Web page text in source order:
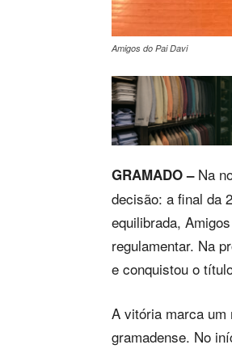
Amigos do Pai Davi
GRAMADO – Na
decisão: a final da
equilibrada,
regulamentar. Na
e conquistou o
A vitória marca um
gramadense. No